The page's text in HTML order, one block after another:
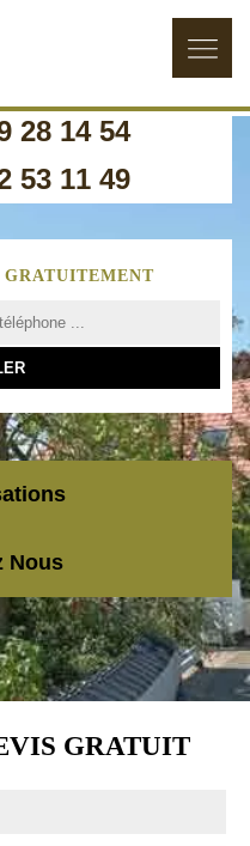
28 14 54
53 11 49
Nous
GRATUIT